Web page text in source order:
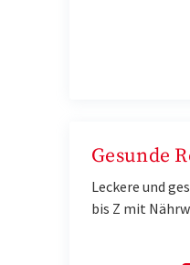
Gesunde
Leckere und
bis Z mit